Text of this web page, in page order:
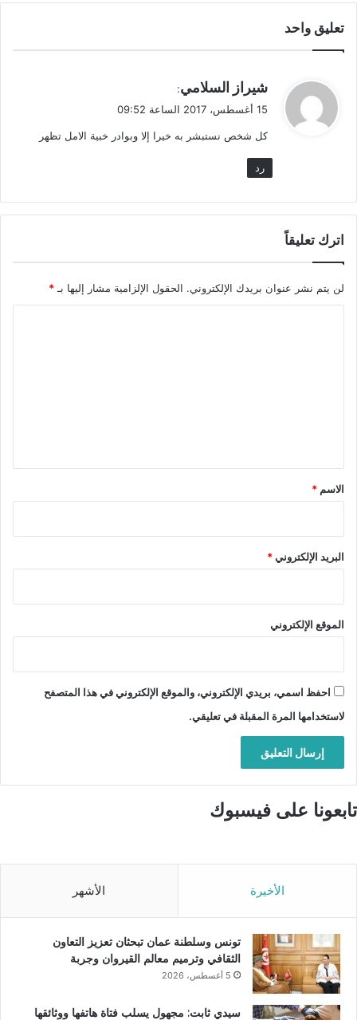
تعليق واحد
ي
ق
ل
شيراز السلامي:
15 أغسطس، 2017 الساعة 09:52
كل شخص نستبشر به خيرا إلا وبوادر خبية الامل تظهر
رد
اترك تعليقاً
لن يتم نشر عنوان بريدك الإلكتروني. الحقول الإلزامية مشار إليها بـ*
*
الاسم *
البريد الإلكتروني*
الموقع الإلكتروني
احفظ اسمي، بريدي الإلكتروني، والموقع الإلكتروني في هذا المتصفح
لاستخدامها المرة المقبلة في تعليقي.
تابعونا على فيسبوك
الأخيرة الأشهر
تونس وسلطنة عمان تبحثان تعزيز التعاون
الثقافي وترميم معالم القيروان وجربة
5 أغسطس، 2026
سيدي ثابت: مجهول يسلب فتاة هاتفها ووثائقها